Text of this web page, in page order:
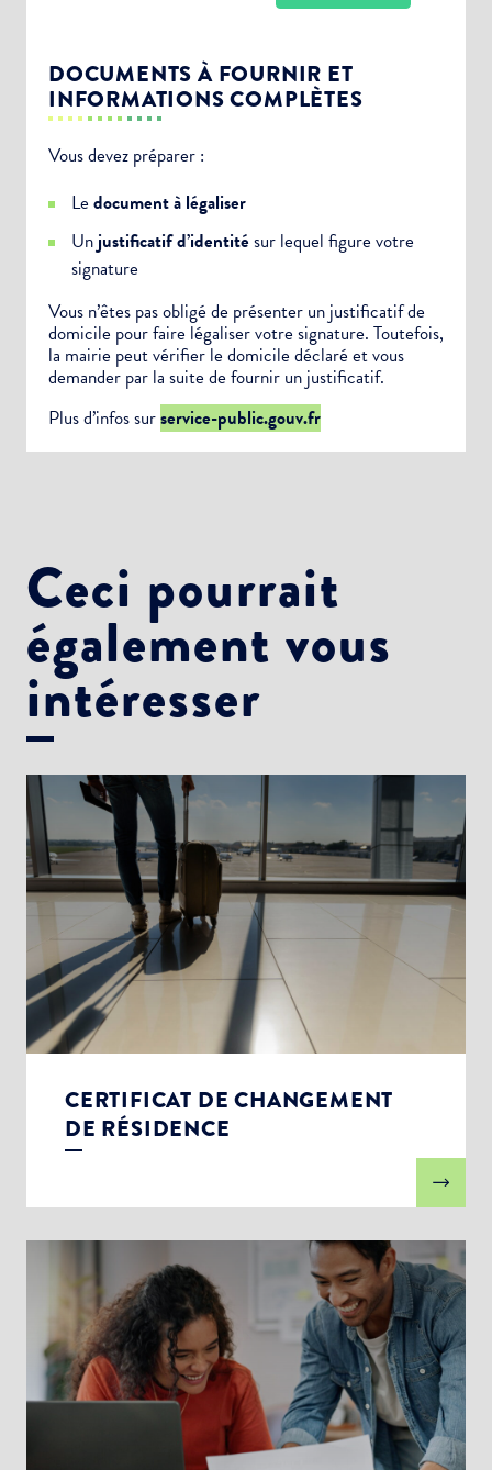
DOCUMENTS À FOURNIR ET
INFORMATIONS COMPLÈTES
Vous devez préparer :
Le document à légaliser
Un justificatif d’identitésur lequel figure votre
signature
Vous n’êtes pas obligé de présenter un justificatif de
domicile pour faire légaliser votre signature. Toutefois,
la mairie peut vérifier le domicile déclaré et vous
demander par la suite de fournir un justificatif.
Plus d’infos surservice-public.gouv.fr
Ceci pourrait
également vous
intéresser
CERTIFICAT DE CHANGEMENT
DE RÉSIDENCE
Newsletter Culture